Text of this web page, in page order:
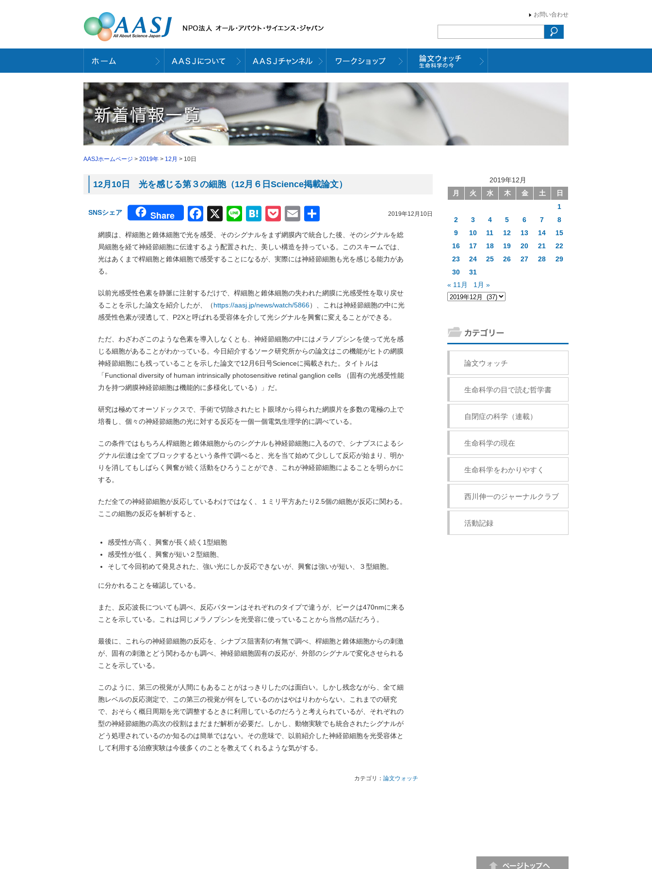
お問い合わせ
AASJホームページ > 2019年 > 12月 > 10日
12月10日 光を感じる第３の細胞（12月６日Science掲載論文）
2019年12月10日
SNSシェア Share Facebook
X LineHatena
Pocket
Email
有
網膜は、桿細胞と錐体細胞で光を感受、そのシグナルをまず網膜内で統合した後、そのシグナルを総
局細胞を経て神経節細胞に伝達するよう配置された、美しい構造を持っている。このスキームでは、
光はあくまで桿細胞と錐体細胞で感受することになるが、実際には神経節細胞も光を感じる能力があ
る。
以前光感受性色素を静脈に注射するだけで、桿細胞と錐体細胞の失われた網膜に光感受性を取り戻せ
ることを示した論文を紹介したが、（https://aasj.jp/news/watch/5866）、これは神経節細胞の中に光
感受性色素が浸透して、P2Xと呼ばれる受容体を介して光シグナルを興奮に変えることができる。
ただ、わざわざこのような色素を導入しなくとも、神経節細胞の中にはメラノプシンを使って光を感
じる細胞があることがわかっている。今日紹介するソーク研究所からの論文はこの機能がヒトの網膜
神経節細胞にも残っていることを示した論文で12月6日号Scienceに掲載された。タイトルは
「Functional diversity of human intrinsically photosensitive retinal ganglion cells （固有の光感受性能
力を持つ網膜神経節細胞は機能的に多様化している）」だ。
研究は極めてオーソドックスで、手術で切除されたヒト眼球から得られた網膜片を多数の電極の上で
培養し、個々の神経節細胞の光に対する反応を一個一個電気生理学的に調べている。
この条件ではもちろん桿細胞と錐体細胞からのシグナルも神経節細胞に入るので、シナプスによるシ
グナル伝達は全てブロックするという条件で調べると、光を当て始めて少しして反応が始まり、明か
りを消してもしばらく興奮が続く活動をひろうことができ、これが神経節細胞によることを明らかに
する。
ただ全ての神経節細胞が反応しているわけではなく、１ミリ平方あたり2.5個の細胞が反応に関わる。
ここの細胞の反応を解析すると、
感受性が高く、興奮が長く続く1型細胞
感受性が低く、興奮が短い２型細胞、
そして今回初めて発見された、強い光にしか反応できないが、興奮は強いが短い、３型細胞。
に分かれることを確認している。
また、反応波長についても調べ、反応パターンはそれぞれのタイプで違うが、ピークは470nmに来る
ことを示している。これは同じメラノプシンを光受容に使っていることから当然の話だろう。
最後に、これらの神経節細胞の反応を、シナプス阻害剤の有無で調べ、桿細胞と錐体細胞からの刺激
が、固有の刺激とどう関わるかも調べ、神経節細胞固有の反応が、外部のシグナルで変化させられる
ことを示している。
このように、第三の視覚が人間にもあることがはっきりしたのは面白い。しかし残念ながら、全て細
胞レベルの反応測定で、この第三の視覚が何をしているのかはやはりわからない。これまでの研究
で、おそらく概日周期を光で調整するときに利用しているのだろうと考えられているが、それぞれの
型の神経節細胞の高次の役割はまだまだ解析が必要だ。しかし、動物実験でも統合されたシグナルが
どう処理されているのか知るのは簡単ではない。その意味で、以前紹介した神経節細胞を光受容体と
して利用する治療実験は今後多くのことを教えてくれるような気がする。
カテゴリ： 論文ウォッチ
2019年12月
月
火 水 木 金 土
日
1
2
3 4 5 6 7
8
9
10 11 12 13 14
15
16
17 18 19 20 21
22
23
24 25 26 27 28
29
30
31
« 11月
1月 »
論文ウォッチ
生命科学の目で読む哲学書
自閉症の科学（連載）
生命科学の現在
生命科学をわかりやすく
西川伸一のジャーナルクラブ
活動記録